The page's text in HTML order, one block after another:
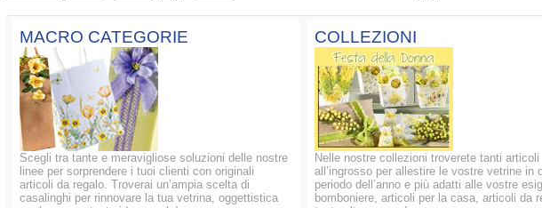
MACRO CATEGORIE
Scegli tra tante e meravigliose soluzioni delle nostre
linee per sorprendere i tuoi clienti con originali
articoli da regalo. Troverai un’ampia scelta di
casalinghi per rinnovare la tua vetrina, oggettistica
COLLEZIONI
Nelle nostre collezioni troverete tanti articoli
all’ingrosso per allestire le vostre vetrine in
periodo dell’anno e più adatti alle vostre
bomboniere, articoli per la casa, articoli da